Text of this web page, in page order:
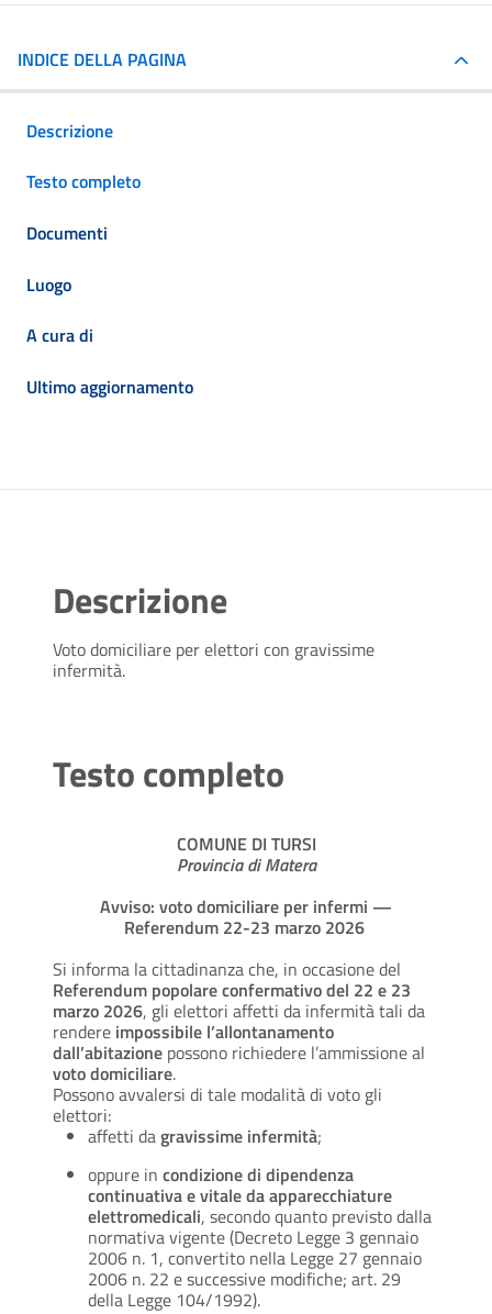
INDICE DELLA PAGINA
Descrizione
Testo completo
Documenti
Luogo
A cura di
Ultimo aggiornamento
Descrizione
Voto domiciliare per elettori con gravissime
infermità.
Testo completo
COMUNE DI TURSI
Provincia di Matera
Avviso: voto domiciliare per infermi —
Referendum 22-23 marzo 2026
Si informa la cittadinanza che, in occasione del
Referendum popolare confermativo del 22 e 23
marzo 2026, gli elettori affetti da infermità tali da
rendere impossibile l’allontanamento
dall’abitazione possono richiedere l’ammissione al
voto domiciliare.
Possono avvalersi di tale modalità di voto gli
elettori:
affetti dagravissime infermità;
oppure in condizione di dipendenza
continuativa e vitale da apparecchiature
elettromedicali, secondo quanto previsto dalla
normativa vigente (Decreto Legge 3 gennaio
2006 n. 1, convertito nella Legge 27 gennaio
2006 n. 22 e successive modifiche; art. 29
della Legge 104/1992).